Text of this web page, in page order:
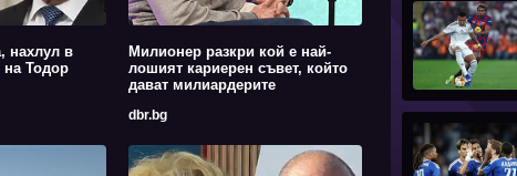
нахлул в
на Тодор
Милионер разкри кой е най-
лошият кариерен съвет, който
дават милиардерите
dbr.bg